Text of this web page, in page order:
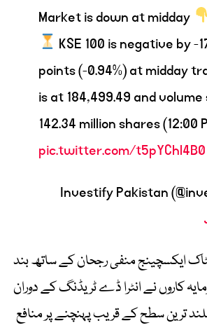
Market is down at midday
KSE 100 is negative by -
points (-0.94%) at midday
is at 184,499.49 and
142.34 million shares (12:00
pic.twitter.com/t5pYChl4B0
ایکسچینج منفی رجحان کے ساتھ بند
کاروں نے انٹرا ڈے ٹریڈنگ کے دوران
ترین سطح کے قریب پہنچنے پر منافع